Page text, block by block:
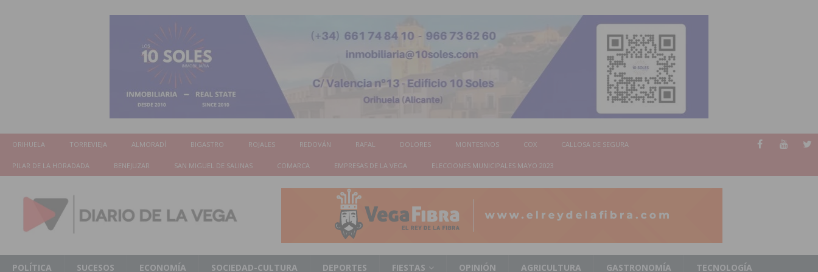
ORIHUELA TORREVIEJA ALMORADÍ BIGASTRO ROJALES REDOVÁN RAFAL DOLORES MONTESINOS COX CALLOSA DE SEGURA
PILAR DE LA HORADADA BENEJUZAR SAN MIGUEL DE SALINAS COMARCA EMPRESAS DE LA VEGA ELECCIONES MUNICIPALES MAYO 2023
POLÍTICA SUCESOS ECONOMÍA SOCIEDAD-CULTURA DEPORTES FIESTAS OPINIÓN AGRICULTURA GASTRONOMÍA TECNOLOGÍA